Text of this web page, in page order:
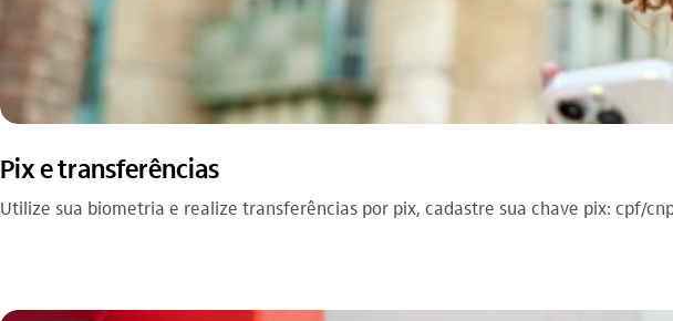
Pix e transferências
Utilize sua biometria e realize transferências por pix, cadastre sua chave pix: cpf/